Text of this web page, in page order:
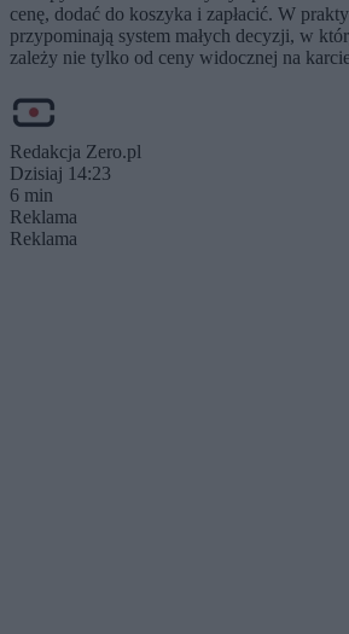
cenę, dodać do koszyka i zapłacić. W
przypominają system małych decyzji, w
zależy nie tylko od ceny widocznej na
Redakcja Zero.pl
Dzisiaj 14:23
6 min
Reklama
Reklama